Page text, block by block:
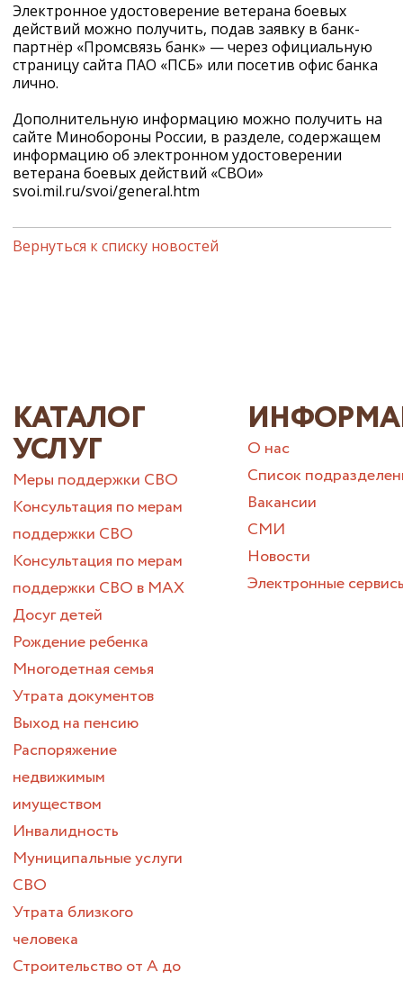
Электронное удостоверение ветерана боевых
действий можно получить, подав заявку в банк-
партнёр «Промсвязь банк» — через официальную
страницу сайта ПАО «ПСБ» или посетив офис банка
лично.
Дополнительную информацию можно получить на
сайте Минобороны России, в разделе, содержащем
информацию об электронном удостоверении
ветерана боевых действий «СВОи»
svoi.mil.ru/svoi/general.htm
Вернуться к списку новостей
КАТАЛОГ
УСЛУГ
Меры поддержки СВО
Консультация по мерам
поддержки СВО
Консультация по мерам
поддержки СВО в МАХ
Досуг детей
Рождение ребенка
Многодетная семья
Утрата документов
Выход на пенсию
Распоряжение
недвижимым
имуществом
Инвалидность
Муниципальные услуги
СВО
Утрата близкого
человека
Строительство от А до
О нас
Список
Вакансии
СМИ
Новости
Электронные